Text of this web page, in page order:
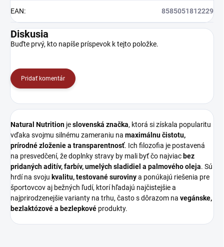
EAN: 8585051812229
Diskusia
Buďte prvý, kto napíše príspevok k tejto položke.
Pridať komentár
Natural Nutrition jeslovenská značka, ktorá si získala popularitu
vďaka svojmu silnému zameraniu na maximálnu čistotu,
prírodné zloženie a transparentnosť. Ich filozofia je postavená
na presvedčení, že doplnky stravy by mali byť čo najviac bez
pridaných aditív, farbív, umelých sladidiel a palmového oleja. Sú
hrdí na svoju kvalitu, testované surovinya ponúkajú riešenia pre
športovcov aj bežných ľudí, ktorí hľadajú najčistejšie a
najprirodzenejšie varianty na trhu, často s dôrazom na vegánske,
bezlaktózové a bezlepkové produkty.